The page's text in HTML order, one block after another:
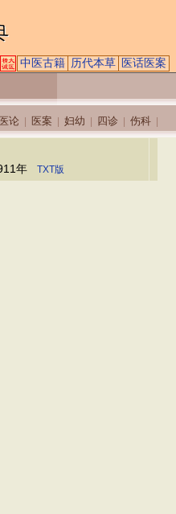
中医古籍 历代本草 医话医案
医论 医案 妇幼 四诊 伤科
年 TXT版